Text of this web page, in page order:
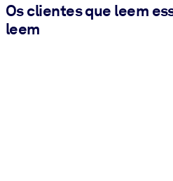
Os clientes que leem
leem